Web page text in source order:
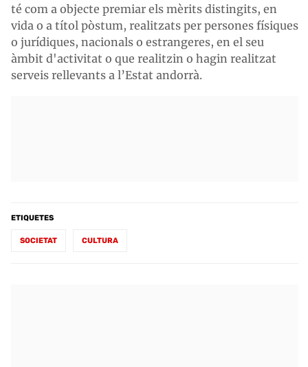
té com a objecte premiar els mèrits distingits, en
vida o a títol pòstum, realitzats per persones físiques
o jurídiques, nacionals o estrangeres, en el seu
àmbit d'activitat o que realitzin o hagin realitzat
serveis rellevants a l’Estat andorrà.
ETIQUETES
SOCIETAT CULTURA